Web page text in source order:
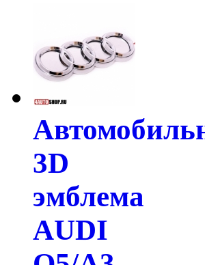
3D
эмблема
AUDI